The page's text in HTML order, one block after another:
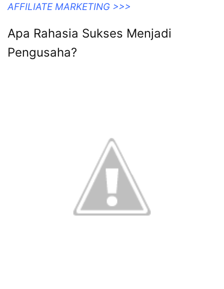
AFFILIATE MARKETING >>>
Apa Rahasia Sukses Menjadi
Pengusaha?